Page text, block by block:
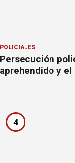
POLICIALES
Persecución
aprehendido y
4